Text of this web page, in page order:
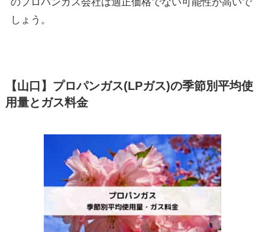
しょう。
【山口】プロパンガス(LPガス)の季節別平均使
用量とガス料金